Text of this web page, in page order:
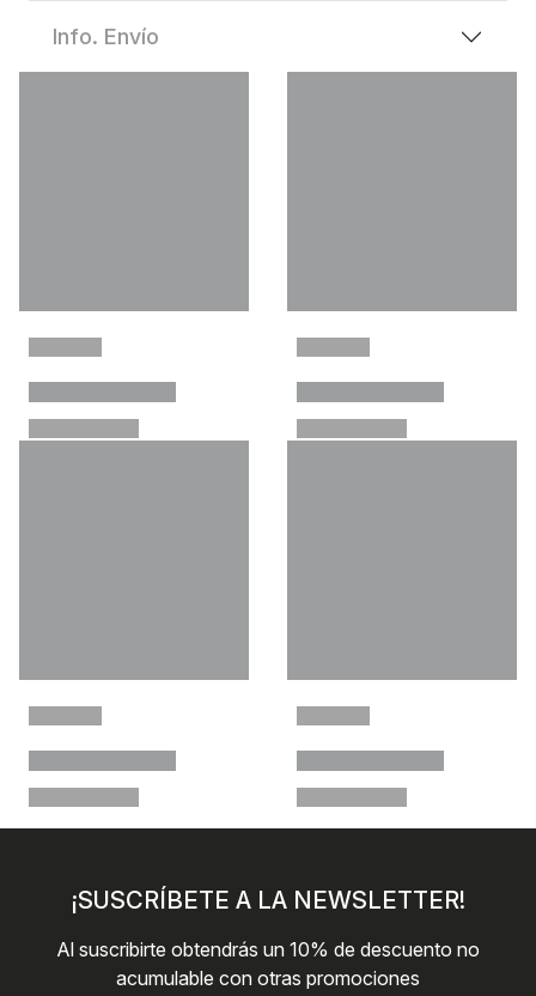
Info. Envío
¡SUSCRÍBETE A LA NEWSLETTER!
Al suscribirte obtendrás un 10% de descuento no
acumulable con otras promociones